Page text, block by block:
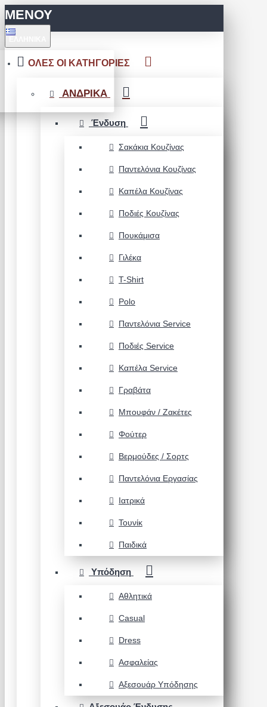
ΜΕΝΟΥ
ΟΛΕΣ ΟΙ ΚΑΤΗΓΟΡΙΕΣ
ΑΝΔΡΙΚΑ
Ένδυση
Σακάκια Κουζίνας
Παντελόνια Κουζίνας
Καπέλα Κουζίνας
Ποδιές Κουζίνας
Πουκάμισα
Γιλέκα
T-Shirt
Polo
Παντελόνια Service
Ποδιές Service
Καπέλα Service
Γραβάτα
Μπουφάν / Ζακέτες
Φούτερ
Βερμούδες / Σορτς
Παντελόνια Εργασίας
Ιατρικά
Τουνίκ
Παιδικά
Υπόδηση
Αθλητικά
Casual
Dress
Ασφαλείας
Αξεσουάρ Υπόδησης